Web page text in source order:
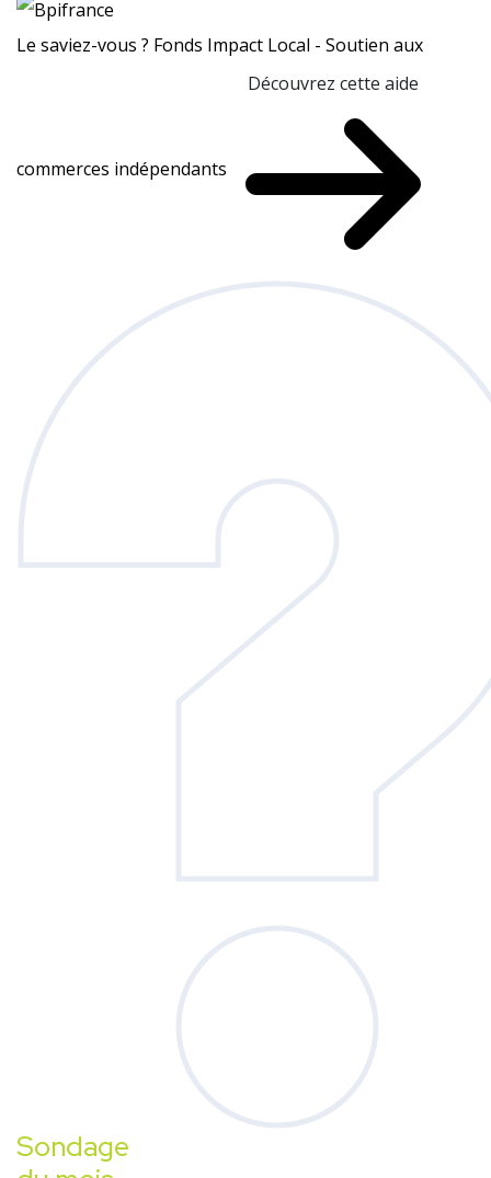
Le saviez-vous ? Fonds Impact Local - Soutien aux
commerces indépendants
Découvrez cette aide
Sondage